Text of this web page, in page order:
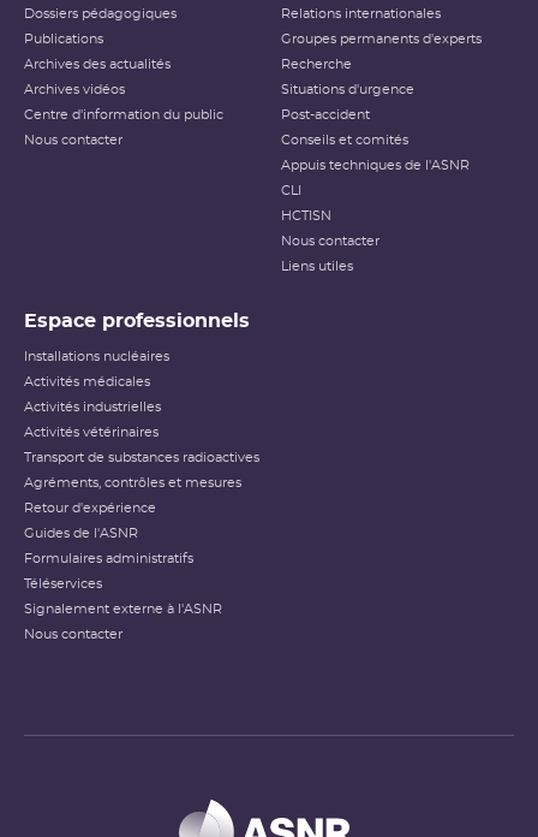
Dossiers pédagogiques
Publications
Archives des actualités
Archives vidéos
Centre d'information du public
Nous contacter
Relations internationales
Groupes permanents d'experts
Recherche
Situations d'urgence
Post-accident
Conseils et comités
Appuis techniques de l'ASNR
CLI
HCTISN
Nous contacter
Liens utiles
Espace professionnels
Installations nucléaires
Activités médicales
Activités industrielles
Activités vétérinaires
Transport de substances radioactives
Agréments, contrôles et mesures
Retour d'expérience
Guides de l'ASNR
Formulaires administratifs
Téléservices
Signalement externe à l'ASNR
Nous contacter